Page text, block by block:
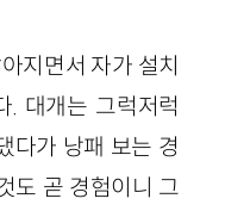
지면서 자가 설치
. 대개는 그럭저럭
다가 낭패 보는 경
도 곧 경험이니 그